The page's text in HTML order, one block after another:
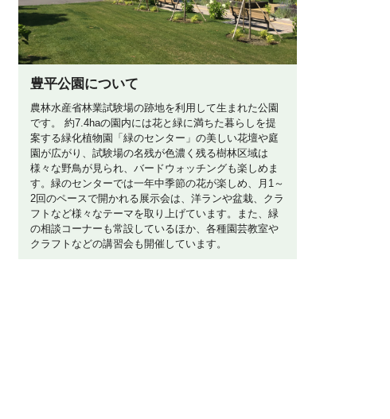
豊平公園について
農林水産省林業試験場の跡地を利用して生まれた公園
です。 約7.4haの園内には花と緑に満ちた暮らしを提
案する緑化植物園「緑のセンター」の美しい花壇や庭
園が広がり、試験場の名残が色濃く残る樹林区域は
様々な野鳥が見られ、バードウォッチングも楽しめま
す。緑のセンターでは一年中季節の花が楽しめ、月1～
2回のペースで開かれる展示会は、洋ランや盆栽、クラ
フトなど様々なテーマを取り上げています。また、緑
の相談コーナーも常設しているほか、各種園芸教室や
クラフトなどの講習会も開催しています。